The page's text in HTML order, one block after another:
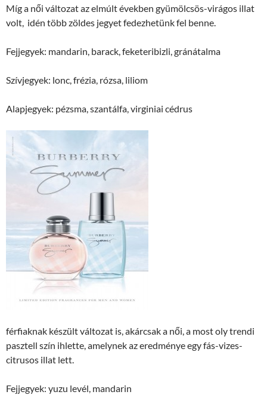
Míg a női változat az elmúlt években gyümölcsös-virágos illat
volt, idén több zöldes jegyet fedezhetünk fel benne.
Fejjegyek: mandarin, barack, feketeribizli, gránátalma
Szívjegyek: lonc, frézia, rózsa, liliom
Alapjegyek: pézsma, szantálfa, virginiai cédrus
férfiaknak készült változat is, akárcsak a női, a most oly trendi
pasztell szín ihlette, amelynek az eredménye egy fás-vizes-
citrusos illat lett.
Fejjegyek: yuzu levél, mandarin